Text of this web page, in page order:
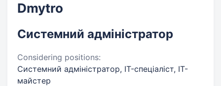
Dmytro
Системний адміністратор
Considering positions:
Системний адміністратор, IT-спеціаліст, IT-
майстер